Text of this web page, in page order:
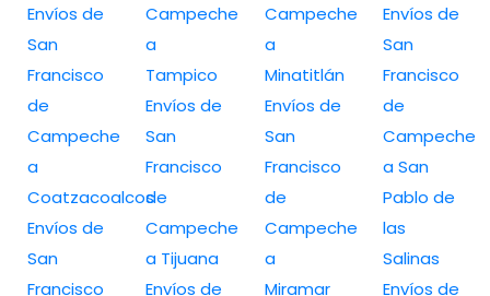
Envíos de
San
Francisco
de
Campeche
a
Coatzacoalcos
Envíos de
San
Francisco
Campeche
a
Tampico
Envíos de
San
Francisco
de
Campeche
a Tijuana
Envíos de
Campeche
a
Minatitlán
Envíos de
San
Francisco
de
Campeche
a
Miramar
Envíos de
San
Francisco
de
Campeche
a San
Pablo de
las
Salinas
Envíos de